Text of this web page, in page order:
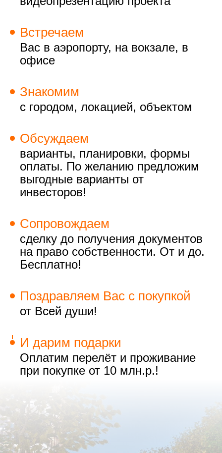
Встречаем
Вас в аэропорту, на вокзале, в
офисе
Знакомим
с городом, локацией, объектом
Обсуждаем
варианты, планировки, формы
оплаты. По желанию предложим
выгодные варианты от
инвесторов!
Сопровождаем
сделку до получения документов
на право собственности. От и до.
Бесплатно!
Поздравляем Вас с покупкой
от Всей души!
И дарим подарки
Оплатим перелёт и проживание
при покупке от 10 млн.р.!